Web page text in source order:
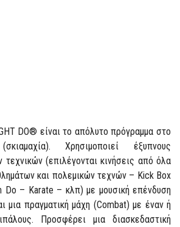
DO® είναι το απόλυτο πρόγραμμα στο
Χρησιμοποιεί έξυπνους
τεχνικών (επιλέγονται κινήσεις από όλα
και πολεμικών τεχνών – Kick Box
Do – Karate – κλπ) με μουσική επένδυση
μια πραγματική μάχη (Combat) με έναν ή
Προσφέρει μια διασκεδαστική